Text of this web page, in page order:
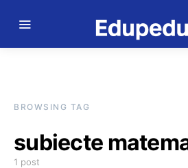
BROWSING TAG
subiecte
1 post